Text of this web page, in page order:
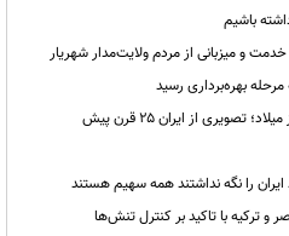
باشیم
ایران را نگه نداشتند همه سهیم هستند
ترکیه با تاکید بر کنترل تنش‌ها